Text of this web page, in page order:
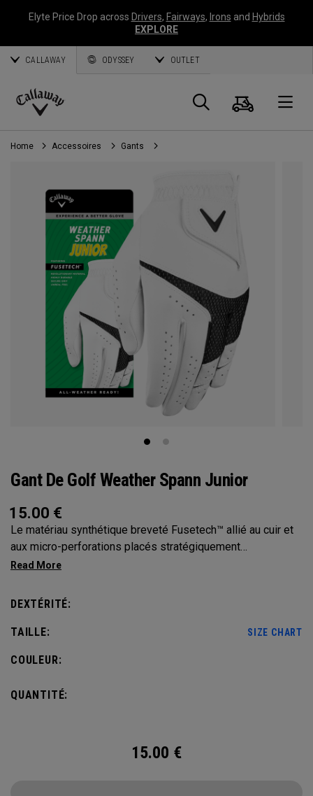
Elyte Price Drop across Drivers, Fairways, Irons and Hybrids
EXPLORE
CALLAWAY ODYSSEY OUTLET
Callaway
Golf
Panier
Home Accessoires Gants
Gant De Golf Weather Spann Junior
15.00 €
Le matériau synthétique breveté Fusetech™ allié au cuir et
aux micro-perforations placés stratégiquement
garantissent confort, toucher et ajustement dans un gant
DEXTÉRITÉ:
TAILLE: SIZE CHART
COULEUR:
QUANTITÉ:
15.00 €